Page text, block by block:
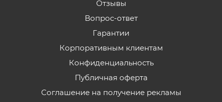
Отзывы
Вопрос-ответ
Гарантии
Корпоративным клиентам
Конфиденциальность
Публичная оферта
Соглашение на получение рекламы